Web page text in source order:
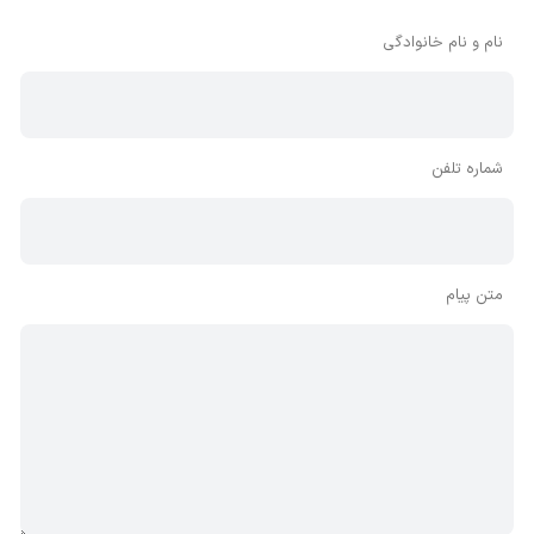
نام و نام خانوادگی
شماره تلفن
متن پیام